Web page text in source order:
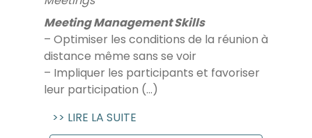
Meeting Management Skills
– Optimiser les conditions de la réunion à
distance même sans se voir
– Impliquer les participants et favoriser
leur participation (...)
>> LIRE LA SUITE